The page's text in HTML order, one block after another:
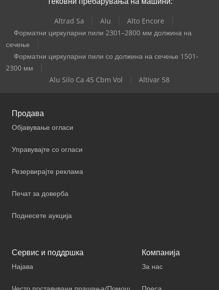
Altrad Sa Alu
Alto Encore
Форматни циркуларни пили 2301–2800 мм должина на
сечење
Форматни циркуларни пили со должина на сечење 1501-
2300 мм
Alu Silo Ca 45 Cbm Vol
Altivar 58
Продава
Објавување огласи
Управувајте со огласи
Резервирајте реклама
Печат за доверба
Поднесете аукција
Сервис и поддршка
Најава
Компанија
За нас